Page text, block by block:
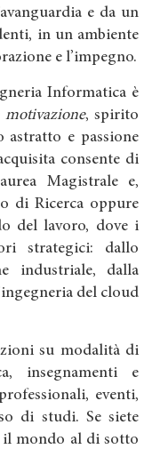
e da un
in un ambiente
e l’impegno.
Informatica è
motivazione, spirito
e passione
consente di
Magistrale e,
di Ricerca oppure
del lavoro, dove i
strategici: dallo
industriale, dalla
del cloud
su modalità di
insegnamenti e
eventi,
di studi. Se siete
il mondo al di sotto